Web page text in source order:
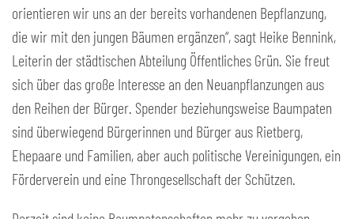
orientieren wir uns an der bereits vorhandenen Bepflanzung,
die wir mit den jungen Bäumen ergänzen“, sagt Heike Bennink,
Leiterin der städtischen Abteilung Öffentliches Grün. Sie freut
sich über das große Interesse an den Neuanpflanzungen aus
den Reihen der Bürger. Spender beziehungsweise Baumpaten
sind überwiegend Bürgerinnen und Bürger aus Rietberg,
Ehepaare und Familien, aber auch politische Vereinigungen, ein
Förderverein und eine Throngesellschaft der Schützen.